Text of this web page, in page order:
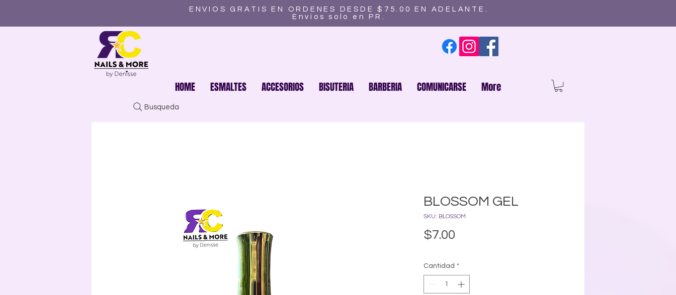
ENVIOS GRATIS EN ORDENES DESDE $75.00 EN ADELANTE.
Envíos solo en PR.
HOME ESMALTES ACCESORIOS BISUTERIA BARBERIA COMUNICARSE More
Busqueda
BLOSSOM GEL
SKU: BLOSSOM
$7.00
Cantidad *